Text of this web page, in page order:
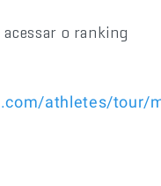
o ranking
athletes/tour/